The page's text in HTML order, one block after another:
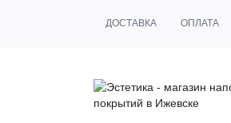
ДОСТАВКА ОПЛАТА